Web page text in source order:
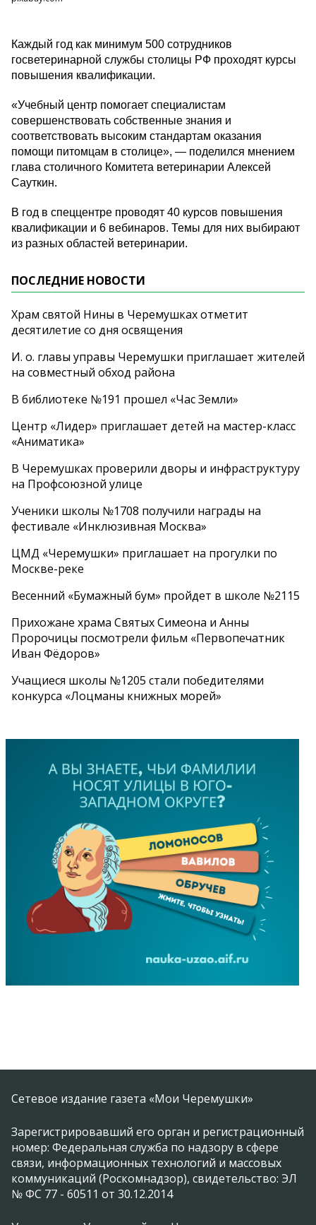
Каждый год как минимум 500 сотрудников
госветеринарной службы столицы РФ проходят курсы
повышения квалификации.
«Учебный центр помогает специалистам
совершенствовать собственные знания и
соответствовать высоким стандартам оказания
помощи питомцам в столице», — поделился мнением
глава столичного Комитета ветеринарии Алексей
Сауткин.
В год в спеццентре проводят 40 курсов повышения
квалификации и 6 вебинаров. Темы для них выбирают
из разных областей ветеринарии.
ПОСЛЕДНИЕ НОВОСТИ
Храм святой Нины в Черемушках отметит
десятилетие со дня освящения
И. о. главы управы Черемушки приглашает жителей
на совместный обход района
В библиотеке №191 прошел «Час Земли»
Центр «Лидер» приглашает детей на мастер-класс
«Аниматика»
В Черемушках проверили дворы и инфраструктуру
на Профсоюзной улице
Ученики школы №1708 получили награды на
фестивале «Инклюзивная Москва»
ЦМД «Черемушки» приглашает на прогулки по
Москве-реке
Весенний «Бумажный бум» пройдет в школе №2115
Прихожане храма Святых Симеона и Анны
Пророчицы посмотрели фильм «Первопечатник
Иван Фёдоров»
Учащиеся школы №1205 стали победителями
конкурса «Лоцманы книжных морей»
Сетевое издание газета «Мои Черемушки»
Зарегистрировавший его орган и регистрационный
номер: Федеральная служба по надзору в сфере
связи, информационных технологий и массовых
коммуникаций (Роскомнадзор), свидетельство: ЭЛ
№ ФС 77 - 60511 от 30.12.2014